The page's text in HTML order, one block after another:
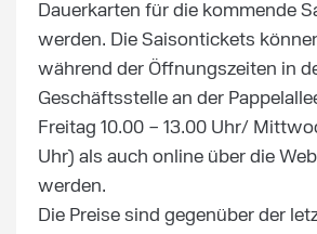
Dauerkarten für die kommende
werden. Die Saisontickets
während der Öffnungszeiten in
Geschäftsstelle an der
Freitag 10.00 – 13.00 Uhr/
Uhr) als auch online über die
werden.
Die Preise sind gegenüber der